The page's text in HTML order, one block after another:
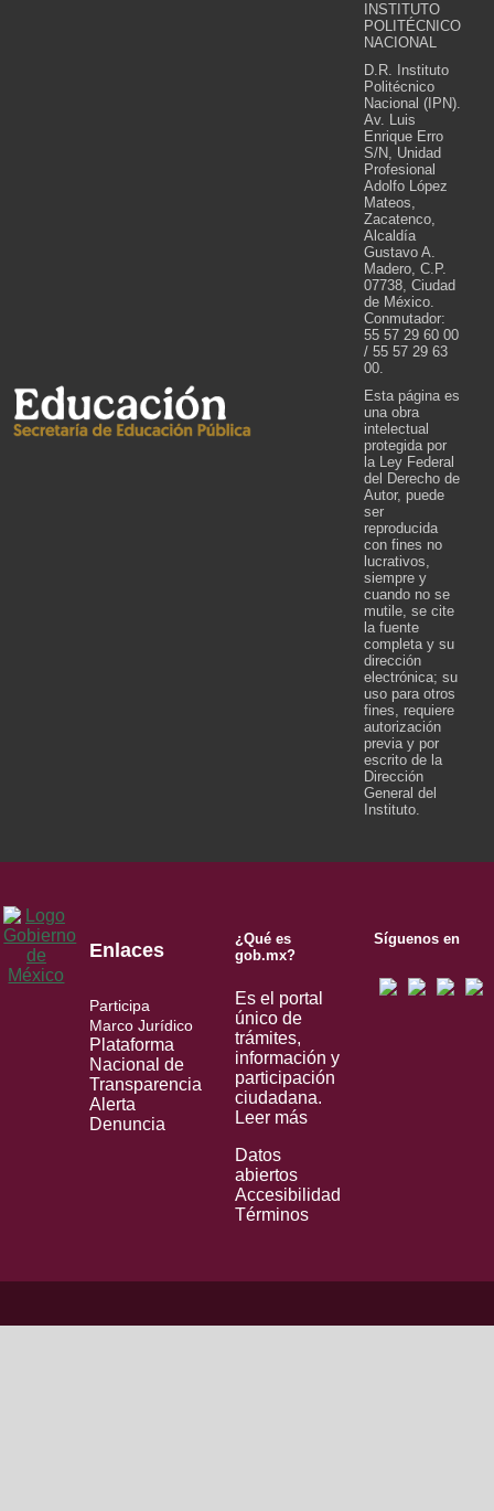
INSTITUTO
POLITÉCNICO
NACIONAL
D.R. Instituto
Politécnico
Nacional (IPN).
Av. Luis
Enrique Erro
S/N, Unidad
Profesional
Adolfo López
Mateos,
Zacatenco,
Alcaldía
Gustavo A.
Madero, C.P.
07738, Ciudad
de México.
Conmutador:
55 57 29 60 00
/ 55 57 29 63
00.
Esta página es
una obra
intelectual
protegida por
la Ley Federal
del Derecho de
Autor, puede
ser
reproducida
con fines no
lucrativos,
siempre y
cuando no se
mutile, se cite
la fuente
completa y su
dirección
electrónica; su
uso para otros
fines, requiere
autorización
previa y por
escrito de la
Dirección
General del
Instituto.
Enlaces
Participa
Marco Jurídico
Plataforma
Nacional de
Transparencia
Alerta
Denuncia
¿Qué es
gob.mx?
Es el portal
único de
trámites,
información y
participación
ciudadana.
Leer más
Datos
abiertos
Accesibilidad
Términos
Síguenos en